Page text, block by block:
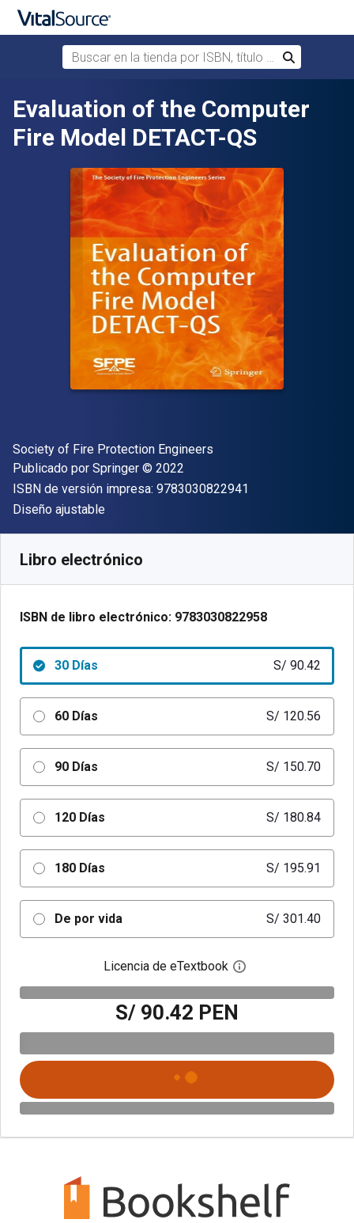
Saltar al contenido principal
Buscar en la tienda por ISBN, título o autor
Buscar
Evaluation of the Computer
Fire Model DETACT-QS
Autor(es)
Society of Fire Protection Engineers
Editor
Publicado por Springer Copyright
© 2022
ISBN de versión impresa: 9783030822941
Formato
Diseño ajustable
Libro electrónico
ISBN de libro electrónico: 9783030822958
30 Días S/ 90.42
60 Días S/ 120.56
90 Días S/ 150.70
120 Días S/ 180.84
180 Días S/ 195.91
De por vida S/ 301.40
Licencia de eTextbook Abre el cuadro de
S/ 90.42 PEN